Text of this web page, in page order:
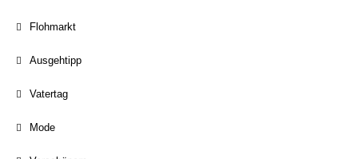
Flohmarkt
Ausgehtipp
Vatertag
Mode